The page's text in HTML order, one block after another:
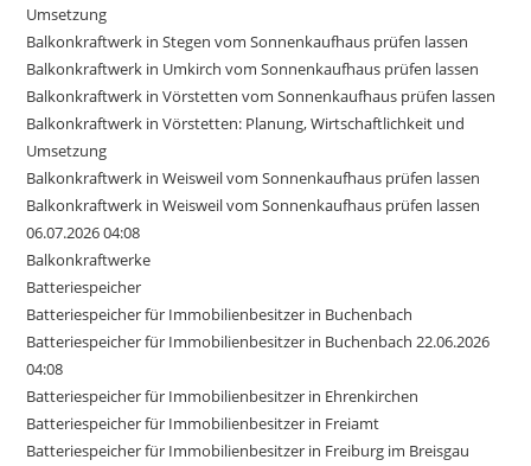
Umsetzung
Balkonkraftwerk in Stegen vom Sonnenkaufhaus prüfen lassen
Balkonkraftwerk in Umkirch vom Sonnenkaufhaus prüfen lassen
Balkonkraftwerk in Vörstetten vom Sonnenkaufhaus prüfen lassen
Balkonkraftwerk in Vörstetten: Planung, Wirtschaftlichkeit und
Umsetzung
Balkonkraftwerk in Weisweil vom Sonnenkaufhaus prüfen lassen
Balkonkraftwerk in Weisweil vom Sonnenkaufhaus prüfen lassen
06.07.2026 04:08
Balkonkraftwerke
Batteriespeicher
Batteriespeicher für Immobilienbesitzer in Buchenbach
Batteriespeicher für Immobilienbesitzer in Buchenbach 22.06.2026
04:08
Batteriespeicher für Immobilienbesitzer in Ehrenkirchen
Batteriespeicher für Immobilienbesitzer in Freiamt
Batteriespeicher für Immobilienbesitzer in Freiburg im Breisgau